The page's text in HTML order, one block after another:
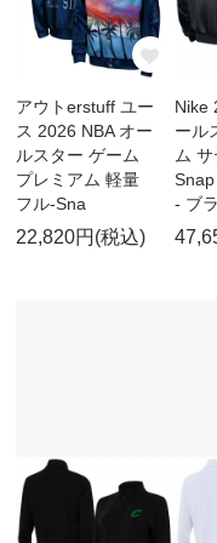
アウトerstuff ユー
ス 2026 NBA オー
ルスター ゲーム
プレミアム 軽量
フル-Sna
22,820円(税込)
Nike
ール
ム
Snap
- ブ